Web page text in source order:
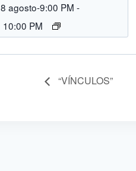
8 agosto-9:00 PM -
10:00 PM
“VÍNCULOS”